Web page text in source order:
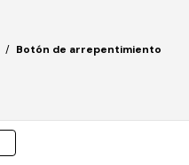
/ Botón de arrepentimiento